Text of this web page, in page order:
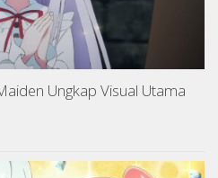
Ungkap Visual Utama